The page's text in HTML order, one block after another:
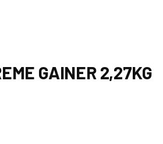
GAINER 2,27KG